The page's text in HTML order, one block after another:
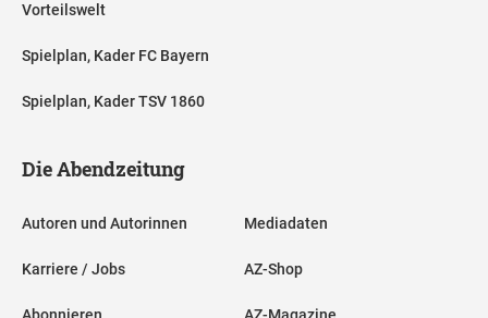
Vorteilswelt
Spielplan, Kader FC Bayern
Spielplan, Kader TSV 1860
Die Abendzeitung
Autoren und Autorinnen
Karriere / Jobs
Mediadaten
AZ-Shop